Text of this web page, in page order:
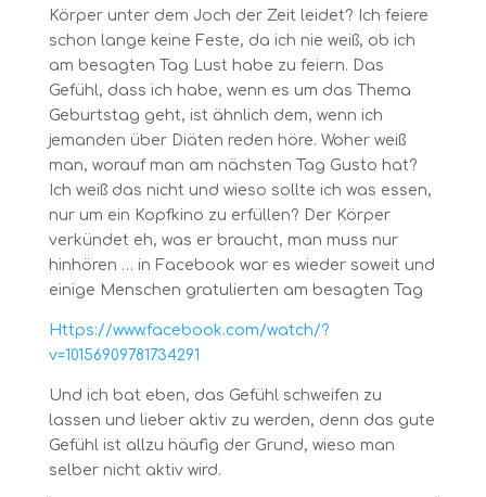
Körper unter dem Joch der Zeit leidet? Ich feiere
schon lange keine Feste, da ich nie weiß, ob ich
am besagten Tag Lust habe zu feiern. Das
Gefühl, dass ich habe, wenn es um das Thema
Geburtstag geht, ist ähnlich dem, wenn ich
jemanden über Diäten reden höre. Woher weiß
man, worauf man am nächsten Tag Gusto hat?
Ich weiß das nicht und wieso sollte ich was essen,
nur um ein Kopfkino zu erfüllen? Der Körper
verkündet eh, was er braucht, man muss nur
hinhören … in Facebook war es wieder soweit und
einige Menschen gratulierten am besagten Tag
Https://www.facebook.com/watch/?
v=10156909781734291
Und ich bat eben, das Gefühl schweifen zu
lassen und lieber aktiv zu werden, denn das gute
Gefühl ist allzu häufig der Grund, wieso man
selber nicht aktiv wird.